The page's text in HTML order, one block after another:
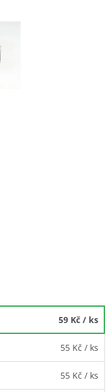
59 Kč / ks
55 Kč / ks
55 Kč / ks